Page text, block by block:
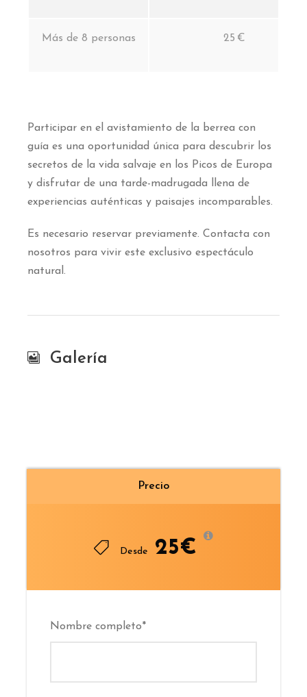
Precio
Desde 25€
Nombre completo*
Más de 8 personas 25 €
Participar en el avistamiento de la berrea con
guía es una oportunidad única para descubrir los
secretos de la vida salvaje en los Picos de Europa
y disfrutar de una tarde-madrugada llena de
experiencias auténticas y paisajes incomparables.
Es necesario reservar previamente. Contacta con
nosotros para vivir este exclusivo espectáculo
natural.
Galería